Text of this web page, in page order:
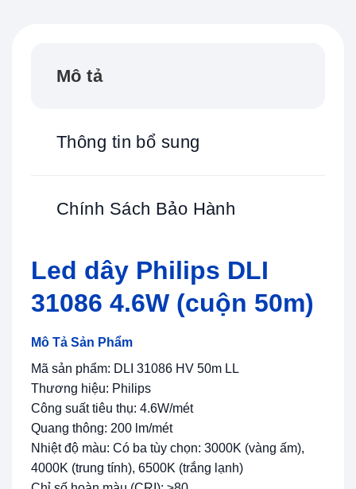
Mô tả
Thông tin bổ sung
Chính Sách Bảo Hành
Led dây Philips DLI
31086 4.6W (cuộn 50m)
Mô Tả Sản Phẩm
Mã sản phẩm: DLI 31086 HV 50m LL
Thương hiệu: Philips
Công suất tiêu thụ: 4.6W/mét
Quang thông: 200 lm/mét
Nhiệt độ màu: Có ba tùy chọn: 3000K (vàng ấm),
4000K (trung tính), 6500K (trắng lạnh)